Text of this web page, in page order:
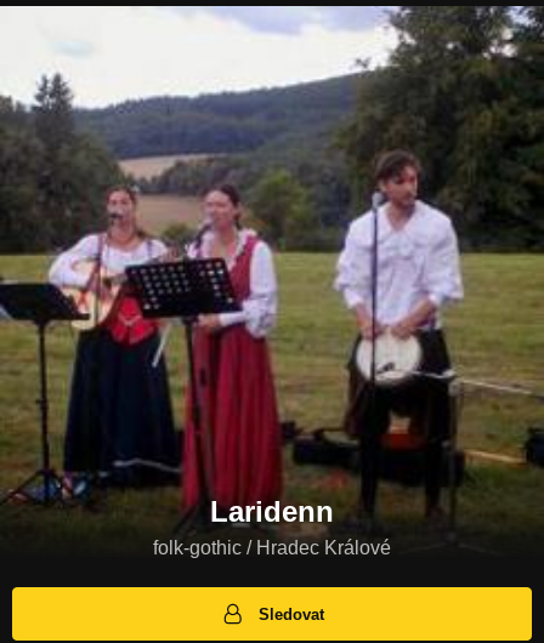
Laridenn
folk-gothic / Hradec Králové
Sledovat